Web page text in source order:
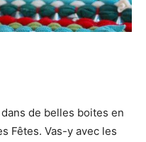
de belles boites en
Fêtes. Vas-y avec les